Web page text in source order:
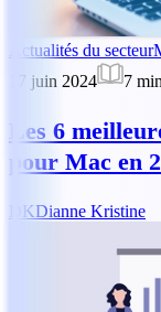
Actualités du secteur
17 juin 2024
7 min
Les 6
pour Mac en
DKDianne Kristine